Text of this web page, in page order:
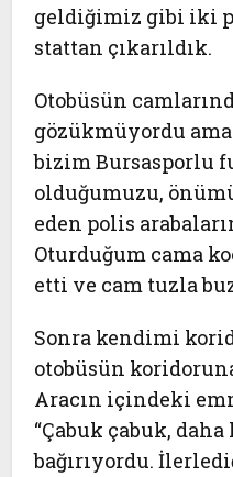
geldiğimiz gibi iki
stattan çıkarıldık.
Otobüsün
gözükmüyordu
bizim Bursasporlu
olduğumuzu,
eden polis
Oturduğum cama
etti ve cam tuzla
Sonra kendimi
otobüsün
Aracın içindeki
“Çabuk çabuk, daha
bağırıyordu.